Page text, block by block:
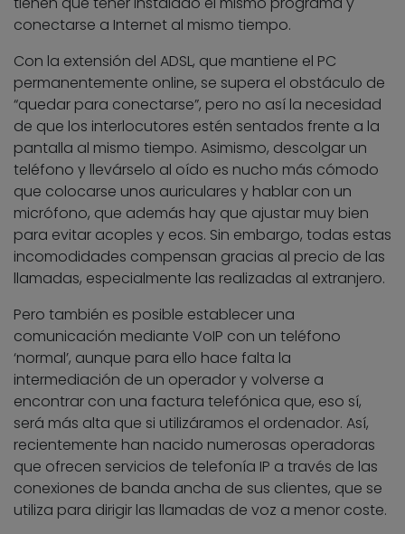
conectarse a Internet al mismo tiempo.
Con la extensión del ADSL, que mantiene el PC
permanentemente online, se supera el obstáculo de
“quedar para conectarse”, pero no así la necesidad
de que los interlocutores estén sentados frente a la
pantalla al mismo tiempo. Asimismo, descolgar un
teléfono y llevárselo al oído es nucho más cómodo
que colocarse unos auriculares y hablar con un
micrófono, que además hay que ajustar muy bien
para evitar acoples y ecos. Sin embargo, todas estas
incomodidades compensan gracias al precio de las
llamadas, especialmente las realizadas al extranjero.
Pero también es posible establecer una
comunicación mediante VoIP con un teléfono
‘normal’, aunque para ello hace falta la
intermediación de un operador y volverse a
encontrar con una factura telefónica que, eso sí,
será más alta que si utilizáramos el ordenador. Así,
recientemente han nacido numerosas operadoras
que ofrecen servicios de telefonía IP a través de las
conexiones de banda ancha de sus clientes, que se
utiliza para dirigir las llamadas de voz a menor coste.